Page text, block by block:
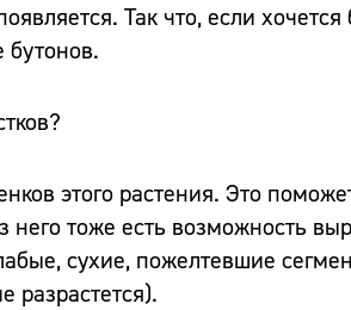
Так что, если
бутонов.
этого растения. Это
тоже есть возможность
сухие, пожелтевшие
разрастется).